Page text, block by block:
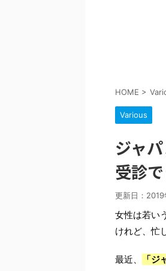
HOME >
Various
ジャ
受診
更新日： 2019
女性は若い
けれど、忙
最近、 「